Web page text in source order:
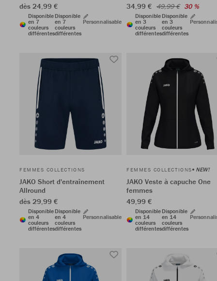
dès 24,99 €
Disponible
en 7
couleurs
différentes
Disponible
en 7
couleurs
différentes
Personnalisable
34,99 € 49,99 € 30 %
Disponible
en 3
couleurs
différentes
Disponible
en 3
couleurs
différentes
FEMMES COLLECTIONS
JAKO Short d'entraînement
Allround
dès 29,99 €
Disponible
en 4
couleurs
différentes
Disponible
en 4
couleurs
différentes
Personnalisable
FEMMES COLLECTIONS NEW!
JAKO Veste à capuche One
femmes
49,99 €
Disponible
en 14
couleurs
différentes
Disponible
en 14
couleurs
différentes